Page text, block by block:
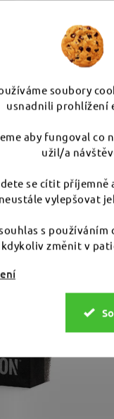
soubory
usnadnili prohlížení
aby fungoval co
užil/a
se cítit příjemně
neustále vylepšovat
s používáním
kdykoliv změnit v
Související